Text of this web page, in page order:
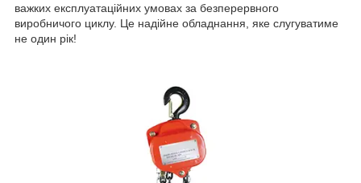
важких експлуатаційних умовах за безперервного
виробничого циклу. Це надійне обладнання, яке слугуватиме
не один рік!